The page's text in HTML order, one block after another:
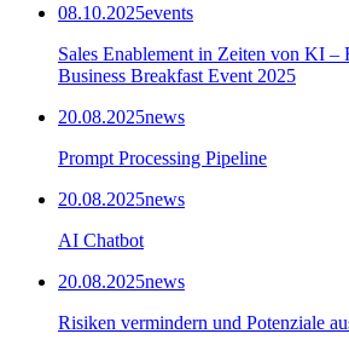
08.10.2025events
Sales Enablement in Zeiten von KI –
Business Breakfast Event 2025
20.08.2025news
Prompt Processing Pipeline
20.08.2025news
AI Chatbot
20.08.2025news
Risiken vermindern und Potenziale